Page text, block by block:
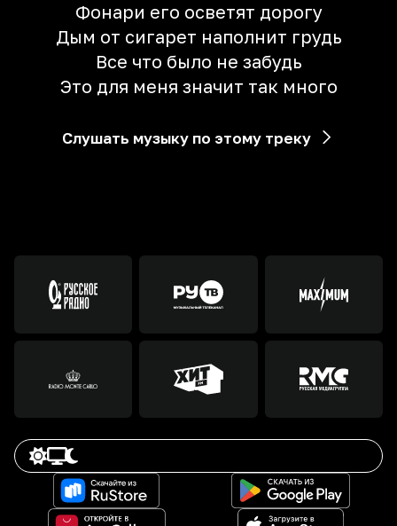
Фонари его осветят дорогу
Дым от сигарет наполнит грудь
Все что было не забудь
Это для меня значит так много
Слушать музыку по этому треку